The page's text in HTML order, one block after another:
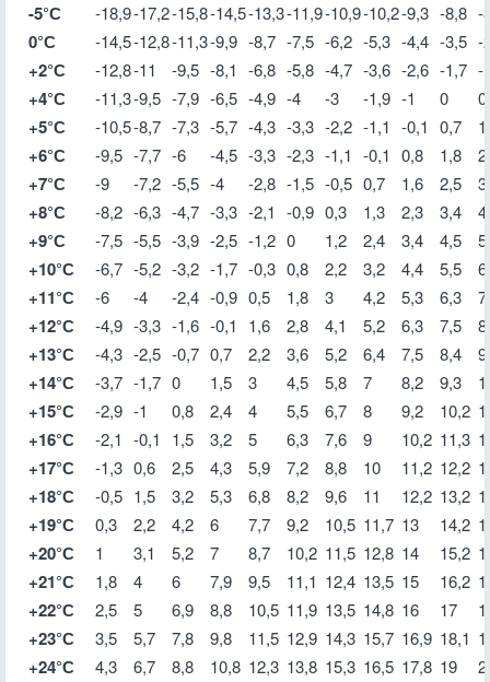
-5°С -18,9-17,2-15,8-14,5-13,3-11,9-10,9-10,2-9,3 -8,8 -
0°С -14,5-12,8-11,3-9,9 -8,7 -7,5 -6,2 -5,3 -4,4 -3,5 -
+2°С -12,8-11 -9,5 -8,1 -6,8 -5,8 -4,7 -3,6 -2,6 -1,7 -
+4°С -11,3-9,5 -7,9 -6,5 -4,9 -4 -3 -1,9 -1 0
+5°С -10,5-8,7 -7,3 -5,7 -4,3 -3,3 -2,2 -1,1 -0,1 0,7
+6°С -9,5 -7,7 -6 -4,5 -3,3 -2,3 -1,1 -0,1 0,8 1,8
+7°С -9 -7,2 -5,5 -4 -2,8 -1,5 -0,5 0,7 1,6 2,5
+8°С -8,2 -6,3 -4,7 -3,3 -2,1 -0,9 0,3 1,3 2,3 3,4
+9°С -7,5 -5,5 -3,9 -2,5 -1,2 0 1,2 2,4 3,4 4,5
+10°С -6,7 -5,2 -3,2 -1,7 -0,3 0,8 2,2 3,2 4,4 5,5
+11°С -6 -4 -2,4 -0,9 0,5 1,8 3 4,2 5,3 6,3
+12°С -4,9 -3,3 -1,6 -0,1 1,6 2,8 4,1 5,2 6,3 7,5
+13°С -4,3 -2,5 -0,7 0,7 2,2 3,6 5,2 6,4 7,5 8,4
+14°С -3,7 -1,7 0 1,5 3 4,5 5,8 7 8,2 9,3
+15°С -2,9 -1 0,8 2,4 4 5,5 6,7 8 9,2 10,2
+16°С -2,1 -0,1 1,5 3,2 5 6,3 7,6 9 10,2 11,3
+17°С -1,3 0,6 2,5 4,3 5,9 7,2 8,8 10 11,2 12,2
+18°С -0,5 1,5 3,2 5,3 6,8 8,2 9,6 11 12,2 13,2
+19°С 0,3 2,2 4,2 6 7,7 9,2 10,5 11,7 13 14,2
+20°С 1 3,1 5,2 7 8,7 10,2 11,5 12,8 14 15,2
+21°С 1,8 4 6 7,9 9,5 11,1 12,4 13,5 15 16,2
+22°С 2,5 5 6,9 8,8 10,5 11,9 13,5 14,8 16 17
+23°С 3,5 5,7 7,8 9,8 11,5 12,9 14,3 15,7 16,9 18,1
+24°С 4,3 6,7 8,8 10,8 12,3 13,8 15,3 16,5 17,8 19